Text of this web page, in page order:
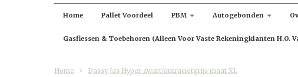
Home Pallet Voordeel PBM Autogebonden
Gasflessen & Toebehoren (alleen Voor Vaste Rekeningklanten H.O.
Home Dassy Jas Hyper zwart/antracietgrijs maat XL